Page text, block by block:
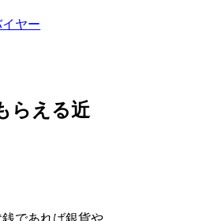
ヤー
らえる近
であれば銀貨や